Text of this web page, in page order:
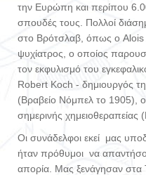
την Ευρώπη και περίπου
σπουδές τους. Πολλοί
στο Βρότσλαβ, όπως ο Alois
ψυχίατρος, ο οποίος
τον εκφυλισμό του
Robert Koch - δημιουργός
(Βραβείο Νόμπελ το 1905),
σημερινής
Οι συνάδελφοι εκεί μας
ήταν πρόθυμοι να
απορία. Μας ξενάγησαν στα